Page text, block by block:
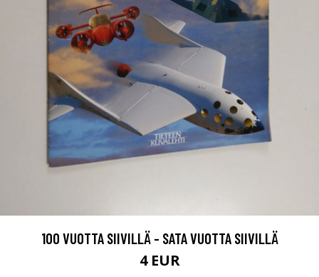
100 VUOTTA SIIVILLÄ - SATA VUOTTA SIIVILLÄ
4 EUR